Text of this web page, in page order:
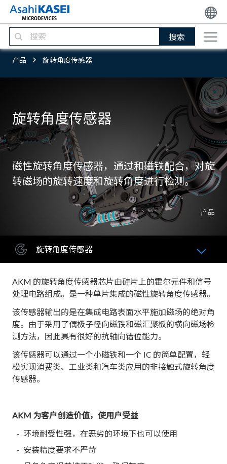
搜索
产品 旋转角度传感器
旋转角度传感器
磁性旋转角度传感器，通过和磁铁配合，对旋
转磁场的旋转速度和旋转角度进行检测。
产品
旋转角度传感器
AKM 的旋转角度传感器芯片由硅片上的霍尔元件和信号
处理电路组成。是一种单片集成的磁性旋转角度传感器。
该传感器输出的是在集成电路表面水平施加磁场的绝对角
度。由于采用了偶极子径向磁铁和磁汇聚板的横向磁场检
测方法，因此具有很好的抗轴向错位能力。
该传感器可以通过一个小磁铁和一个 IC 的简单配置，轻
松实现消费类、工业类和汽车类应用的非接触式旋转角度
传感器。
AKM 为客户创造价值，使用户受益
环境耐受性强，在恶劣的环境下也可以使用
安装精度要求不严苛